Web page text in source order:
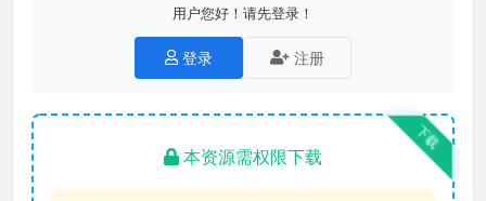
用户您好！请先登录！
登录 注册
下载
本资源需权限下载